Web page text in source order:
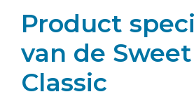
Product
van de
Classic